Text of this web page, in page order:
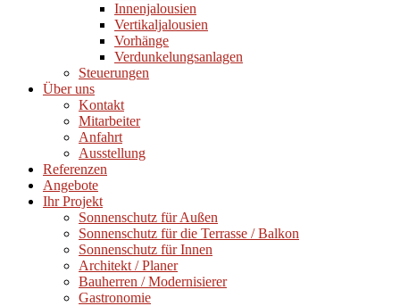
Innenjalousien
Vertikaljalousien
Vorhänge
Verdunkelungsanlagen
Steuerungen
Über uns
Kontakt
Mitarbeiter
Anfahrt
Ausstellung
Referenzen
Angebote
Ihr Projekt
Sonnenschutz für Außen
Sonnenschutz für die Terrasse / Balkon
Sonnenschutz für Innen
Architekt / Planer
Bauherren / Modernisierer
Gastronomie